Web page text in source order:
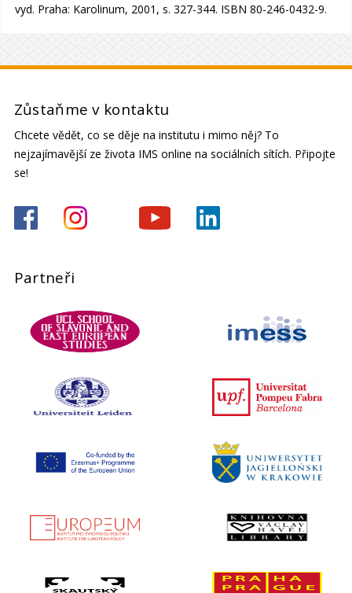
vyd. Praha: Karolinum, 2001, s. 327-344. ISBN 80-246-0432-9.
Zůstaňme v kontaktu
Chcete vědět, co se děje na institutu i mimo něj? To
nejzajímavější ze života IMS online na sociálních sítích. Připojte
se!
Partneři